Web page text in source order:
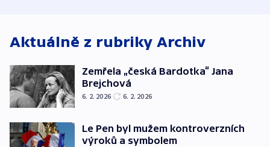
Aktuálně z rubriky Archiv
Zemřela „česká Bardotka“ Jana
Brejchová
6. 2. 2026 6. 2. 2026
Le Pen byl mužem kontroverzních
výroků a symbolem